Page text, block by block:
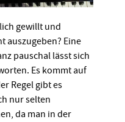
gewillt und
auszugeben? Eine
pauschal lässt sich
Es kommt auf
Regel gibt es
nur selten
da man in der